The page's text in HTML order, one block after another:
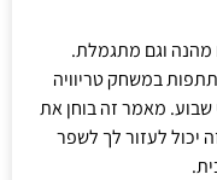
מהנה וגם מתגמלת.
במשחק טריוויה
מאמר זה בוחן את
יכול לעזור לך לשפר